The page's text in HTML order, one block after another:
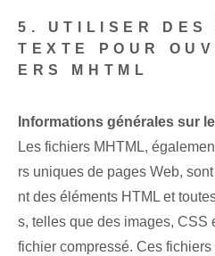
5. UTILISER DES
TEXTE POUR
ERS MHTML
Informations générales sur
Les fichiers MHTML,
rs uniques de pages Web,
nt des éléments HTML et
s, telles que des images, CSS
fichier compressé. Ces